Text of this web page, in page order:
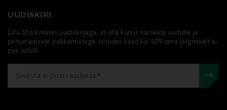
UUDISKIRI
Liitu Stockmanni uudiskirjaga, et olla kursis värskete uudiste ja
personaalsete pakkumistega. Liitudes saad ka -10% oma järgmiselt e-
poe ostult.